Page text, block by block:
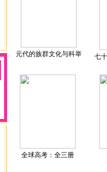
元代的族群文化与科举 七
全球高考：全三册